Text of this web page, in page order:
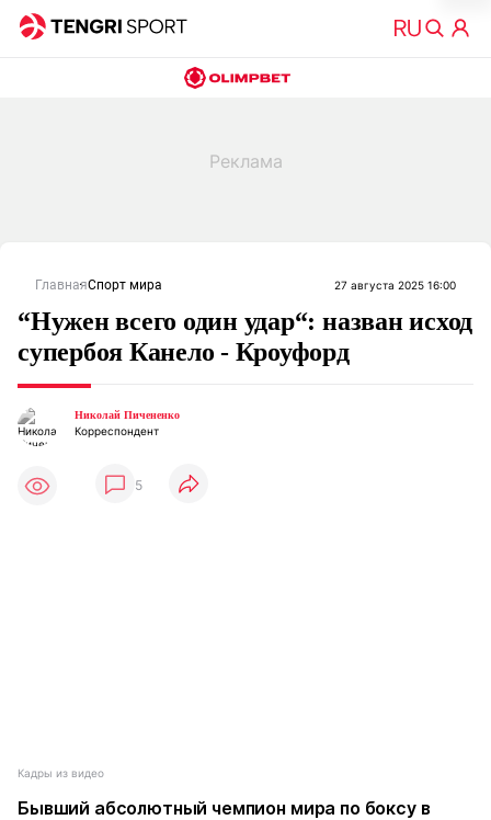
ГлавнаяСпорт мира 27 августа 2025 16:00
“Нужен всего один удар“: назван исход
супербоя Канело - Кроуфорд
Николай Пичененко
Корреспондент
5
Кадры из видео
Бывший абсолютный чемпион мира по боксу в